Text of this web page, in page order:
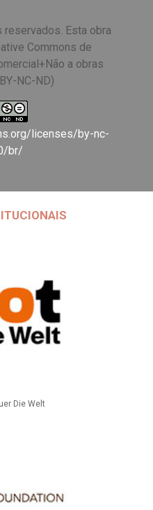
Esta obra
Commons de
a obras
NC-ND)
licenses/by-nc-
br/
Die Welt